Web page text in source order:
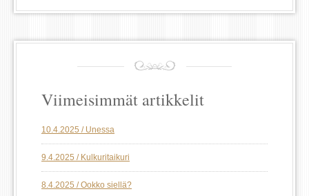
Viimeisimmät artikkelit
10.4.2025 / Unessa
9.4.2025 / Kulkuritaikuri
8.4.2025 / Ookko siellä?